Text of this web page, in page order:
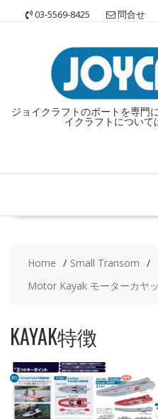
03-5569-8425 問合せ
ジョイクラフトのボートを専門
イクラフトについて
Home
Small Transom
Motor Kayak モーターカヤ
KAYAK特徴